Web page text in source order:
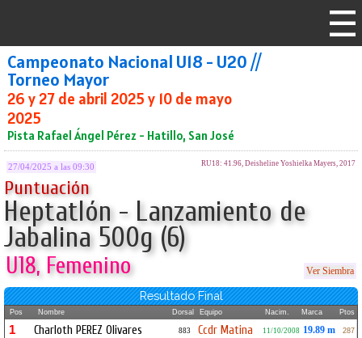
Campeonato Nacional U18 - U20 //
Torneo Mayor
26 y 27 de abril 2025 y 10 de mayo
2025
Pista Rafael Ángel Pérez - Hatillo, San José
27/04/2025 a las 09:30 RU18: 41.96, Deisheline Yoshielka Mayers, 2017
Puntuación
Heptatlón - Lanzamiento de
Jabalina 500g (6)
U18, Femenino Ver Siembra
Resultado Final
Pos Nombre Dorsal Equipo Nacim. Marca Ptos
1 Charloth PEREZ Olivares 883 Ccdr Matina 11/10/2008 19.89 m 287